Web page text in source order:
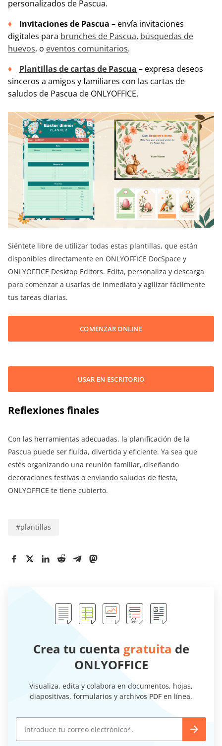
personalizados de Pascua.
Invitaciones de Pascua – envía invitaciones
digitales para brunches de Pascua, búsquedas de
huevos, o eventos comunitarios.
Plantillas de cartas de Pascua – expresa deseos
sinceros a amigos y familiares con las cartas de
saludos de Pascua de ONLYOFFICE.
Siéntete libre de utilizar todas estas plantillas, que están
disponibles directamente en ONLYOFFICE DocSpace y
ONLYOFFICE Desktop Editors. Edita, personaliza y descarga
para comenzar a usarlas de inmediato y agilizar fácilmente
tus tareas diarias.
COMENZAR ONLINE
USAR EN ESCRITORIO
Reflexiones finales
Con las herramientas adecuadas, la planificación de la
Pascua puede ser fluida, divertida y eficiente. Ya sea que
estés organizando una reunión familiar, diseñando
decoraciones festivas o enviando saludos de fiesta,
ONLYOFFICE te tiene cubierto.
#plantillas
Crea tu cuenta gratuita de
ONLYOFFICE
Visualiza, edita y colabora en documentos, hojas,
diapositivas, formularios y archivos PDF en línea.